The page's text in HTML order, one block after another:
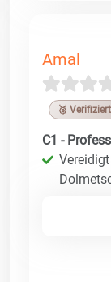
Amal
🥉 Verifiziert
C1 -